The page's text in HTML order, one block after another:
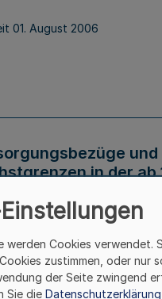
01. August 2006
und
in der ab
werden Cookies verwendet.
zustimmen, oder nur
der Seite zwingend
Sie die Datenschutzerklärung